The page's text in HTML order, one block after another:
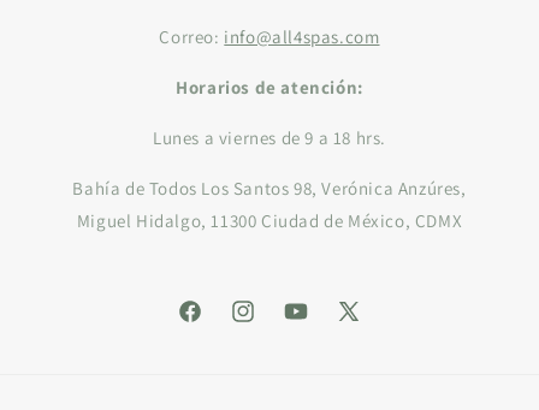
Correo: info@all4spas.com
Horarios de atención:
Lunes a viernes de 9 a 18 hrs.
Bahía de Todos Los Santos 98, Verónica Anzúres,
Miguel Hidalgo, 11300 Ciudad de México, CDMX
FacebookInstagramYouTube
X